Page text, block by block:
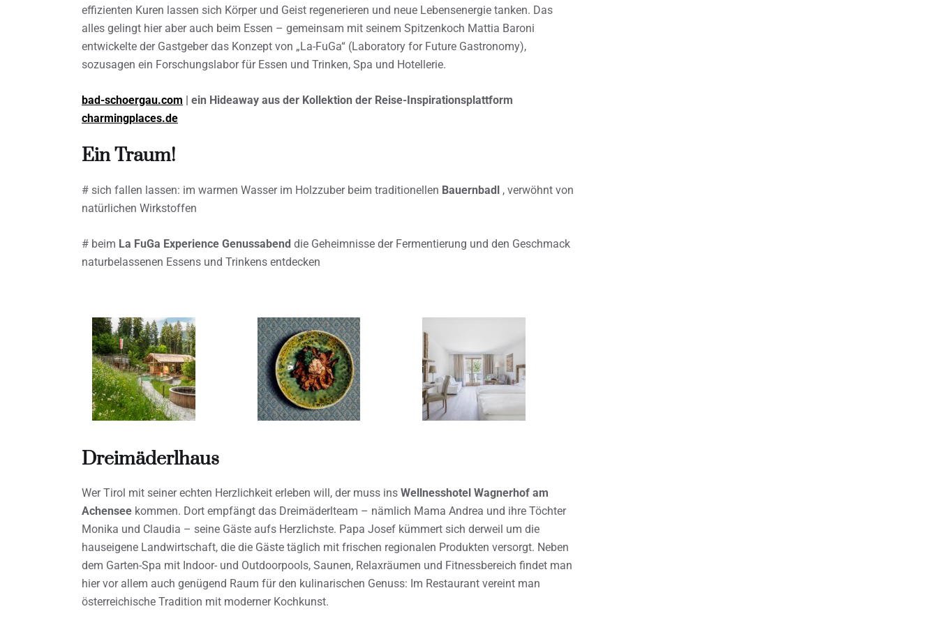
effizienten Kuren lassen sich Körper und Geist regenerieren und neue Lebensenergie tanken. Das
alles gelingt hier aber auch beim Essen – gemeinsam mit seinem Spitzenkoch Mattia Baroni
entwickelte der Gastgeber das Konzept von „La-FuGa“ (Laboratory for Future Gastronomy),
sozusagen ein Forschungslabor für Essen und Trinken, Spa und Hotellerie.
bad-schoergau.com | ein Hideaway aus der Kollektion der Reise-Inspirationsplattform
charmingplaces.de
Ein Traum!
# sich fallen lassen: im warmen Wasser im Holzzuber beim traditionellen Bauernbadl , verwöhnt von
natürlichen Wirkstoffen
# beim La FuGa Experience Genussabend die Geheimnisse der Fermentierung und den Geschmack
naturbelassenen Essens und Trinkens entdecken
Dreimäderlhaus
Wer Tirol mit seiner echten Herzlichkeit erleben will, der muss ins Wellnesshotel Wagnerhof am
Achensee kommen. Dort empfängt das Dreimäderlteam – nämlich Mama Andrea und ihre Töchter
Monika und Claudia – seine Gäste aufs Herzlichste. Papa Josef kümmert sich derweil um die
hauseigene Landwirtschaft, die die Gäste täglich mit frischen regionalen Produkten versorgt. Neben
dem Garten-Spa mit Indoor- und Outdoorpools, Saunen, Relaxräumen und Fitnessbereich findet man
hier vor allem auch genügend Raum für den kulinarischen Genuss: Im Restaurant vereint man
österreichische Tradition mit moderner Kochkunst.